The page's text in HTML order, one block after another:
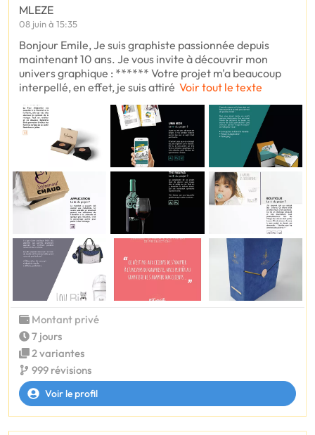
MLEZE
08 juin à 15:35
Bonjour Emile, Je suis graphiste passionnée depuis
maintenant 10 ans. Je vous invite à découvrir mon
univers graphique : ****** Votre projet m'a beaucoup
interpellé, en effet, je suis attiré Voir tout le texte
Montant privé
7 jours
2 variantes
999 révisions
Voir le profil